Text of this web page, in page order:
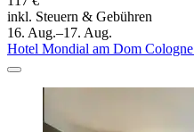
inkl. Steuern & Gebühren
16. Aug.–17. Aug.
Hotel Mondial am Dom